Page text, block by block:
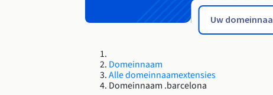
Domeinnaam
Alle domeinnaamextensies
Domeinnaam .barcelona